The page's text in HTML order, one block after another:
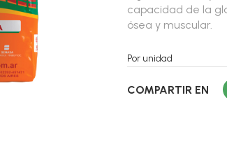
capacidad de la
ósea y muscular.
Por unidad
COMPARTIR EN